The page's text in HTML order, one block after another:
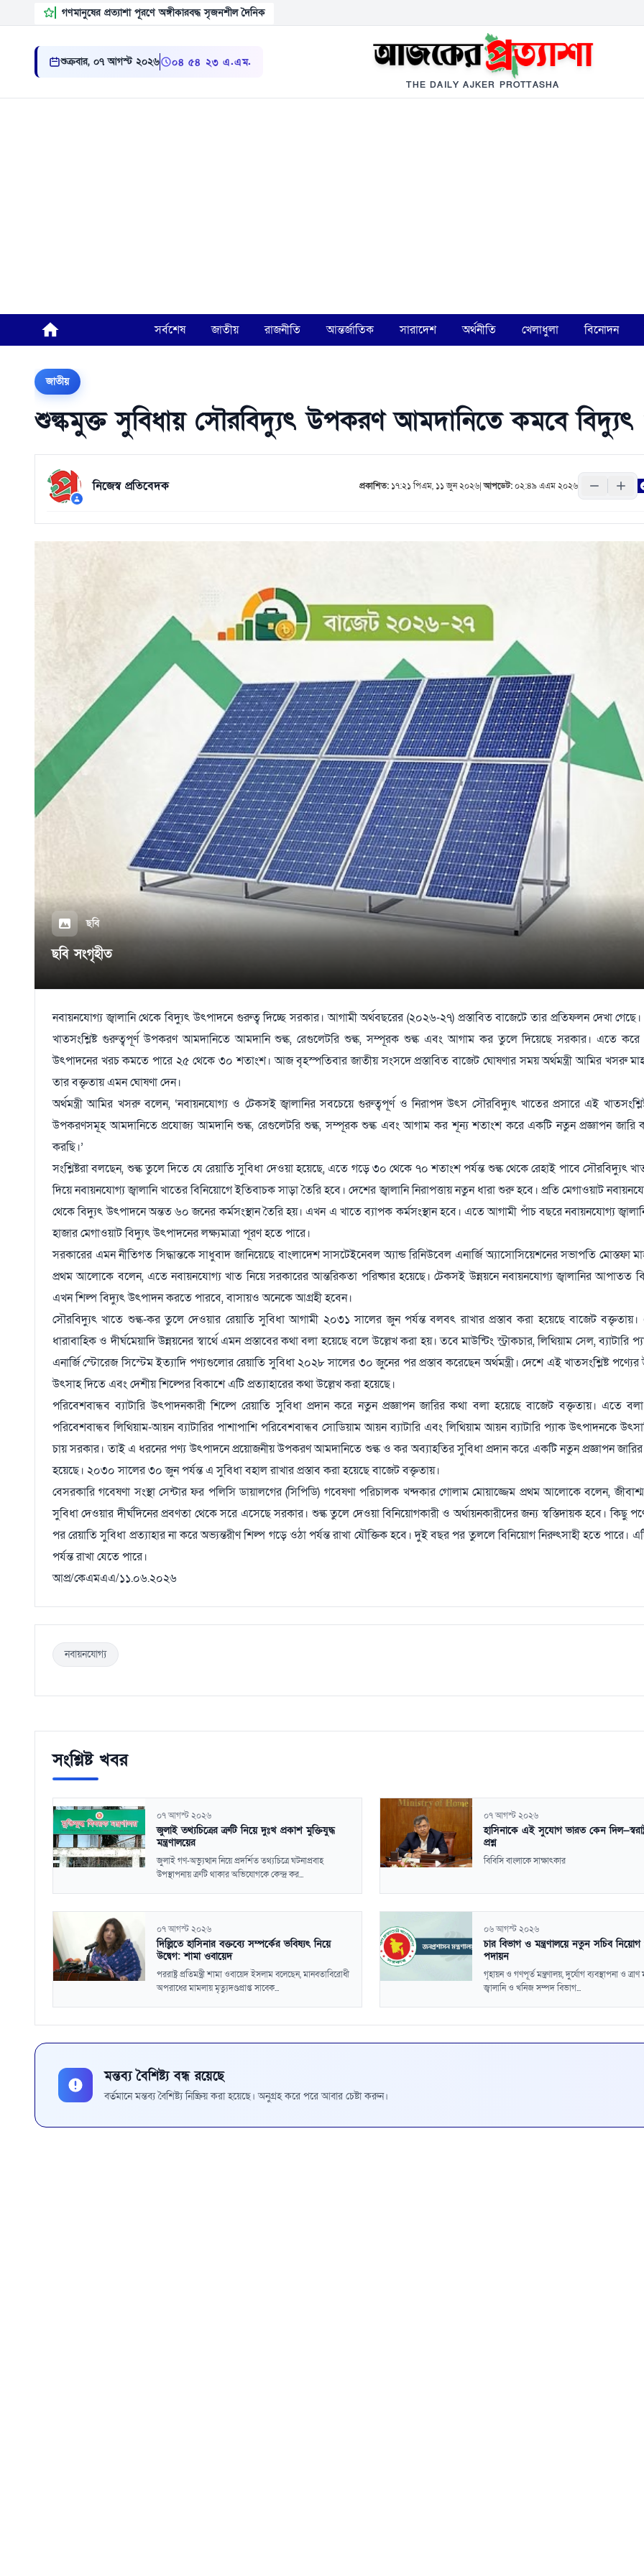
গণমানুষের প্রত্যাশা পূরণে অঙ্গীকারবদ্ধ সৃজনশীল দৈনিক
শুক্রবার, ০৭ আগস্ট ২০২৬ ০৪:৫৪:২৪ এ.এম.
THE DAILY AJKER PROTTASHA
সর্বশেষ জাতীয় রাজনীতি আন্তর্জাতিক সারাদেশ অর্থনীতি খেলাধুলা বিনোদন
জাতীয়
শুল্কমুক্ত সুবিধায় সৌরবিদ্যুৎ উপকরণ আমদানিতে কমবে
নিজেস্ব প্রতিবেদক প্রকাশিত: ১৭:২১ পিএম, ১১ জুন ২০২৬|আপডেট:০২:৪৯ এএম ২০২৬
ছবি
ছবি সংগৃহীত
নবায়নযোগ্য জ্বালানি থেকে বিদ্যুৎ উৎপাদনে গুরুত্ব দিচ্ছে সরকার। আগামী অর্থবছরের (২০২৬-২৭) প্রস্তাবিত বাজেটে তার প্রতিফলন দেখা
খাতসংশ্লিষ্ট গুরুত্বপূর্ণ উপকরণ আমদানিতে আমদানি শুল্ক, রেগুলেটরি শুল্ক, সম্পূরক শুল্ক এবং আগাম কর তুলে দিয়েছে সরকার। এতে করে
উৎপাদনের খরচ কমতে পারে ২৫ থেকে ৩০ শতাংশ। আজ বৃহস্পতিবার জাতীয় সংসদে প্রস্তাবিত বাজেট ঘোষণার সময় অর্থমন্ত্রী আমির খসরু
তার বক্তৃতায় এমন ঘোষণা দেন।
অর্থমন্ত্রী আমির খসরু বলেন, ‘নবায়নযোগ্য ও টেকসই জ্বালানির সবচেয়ে গুরুত্বপূর্ণ ও নিরাপদ উৎস সৌরবিদ্যুৎ খাতের প্রসারে এই
উপকরণসমূহ আমদানিতে প্রযোজ্য আমদানি শুল্ক, রেগুলেটরি শুল্ক, সম্পূরক শুল্ক এবং আগাম কর শূন্য শতাংশ করে একটি নতুন প্রজ্ঞাপন জারি
করছি।’
সংশ্লিষ্টরা বলছেন, শুল্ক তুলে দিতে যে রেয়াতি সুবিধা দেওয়া হয়েছে, এতে গড়ে ৩০ থেকে ৭০ শতাংশ পর্যন্ত শুল্ক থেকে রেহাই পাবে সৌরবিদ্যুৎ
দিয়ে নবায়নযোগ্য জ্বালানি খাতের বিনিয়োগে ইতিবাচক সাড়া তৈরি হবে। দেশের জ্বালানি নিরাপত্তায় নতুন ধারা শুরু হবে। প্রতি মেগাওয়াট
থেকে বিদ্যুৎ উৎপাদনে অন্তত ৬০ জনের কর্মসংস্থান তৈরি হয়। এখন এ খাতে ব্যাপক কর্মসংস্থান হবে। এতে আগামী পাঁচ বছরে নবায়নযোগ্য
হাজার মেগাওয়াট বিদ্যুৎ উৎপাদনের লক্ষ্যমাত্রা পূরণ হতে পারে।
সরকারের এমন নীতিগত সিদ্ধান্তকে সাধুবাদ জানিয়েছে বাংলাদেশ সাসটেইনেবল অ্যান্ড রিনিউবেল এনার্জি অ্যাসোসিয়েশনের সভাপতি মোস্তফা
প্রথম আলোকে বলেন, এতে নবায়নযোগ্য খাত নিয়ে সরকারের আন্তরিকতা পরিষ্কার হয়েছে। টেকসই উন্নয়নে নবায়নযোগ্য জ্বালানির আপাতত
এখন শিল্প বিদ্যুৎ উৎপাদন করতে পারবে, বাসায়ও অনেকে আগ্রহী হবেন।
সৌরবিদ্যুৎ খাতে শুল্ক-কর তুলে দেওয়ার রেয়াতি সুবিধা আগামী ২০৩১ সালের জুন পর্যন্ত বলবৎ রাখার প্রস্তাব করা হয়েছে বাজেট
ধারাবাহিক ও দীর্ঘমেয়াদি উন্নয়নের স্বার্থে এমন প্রস্তাবের কথা বলা হয়েছে বলে উল্লেখ করা হয়। তবে মাউন্টিং স্ট্রাকচার, লিথিয়াম সেল, ব্যাটারি
এনার্জি স্টোরেজ সিস্টেম ইত্যাদি পণ্যগুলোর রেয়াতি সুবিধা ২০২৮ সালের ৩০ জুনের পর প্রস্তাব করেছেন অর্থমন্ত্রী। দেশে এই খাতসংশ্লিষ্ট
উৎসাহ দিতে এবং দেশীয় শিল্পের বিকাশে এটি প্রত্যাহারের কথা উল্লেখ করা হয়েছে।
পরিবেশবান্ধব ব্যাটারি উৎপাদনকারী শিল্পে রেয়াতি সুবিধা প্রদান করে নতুন প্রজ্ঞাপন জারির কথা বলা হয়েছে বাজেট বক্তৃতায়। এতে
পরিবেশবান্ধব লিথিয়াম-আয়ন ব্যাটারির পাশাপাশি পরিবেশবান্ধব সোডিয়াম আয়ন ব্যাটারি এবং লিথিয়াম আয়ন ব্যাটারি প্যাক উৎপাদনকে
চায় সরকার। তাই এ ধরনের পণ্য উৎপাদনে প্রয়োজনীয় উপকরণ আমদানিতে শুল্ক ও কর অব্যাহতির সুবিধা প্রদান করে একটি নতুন প্রজ্ঞাপন জারির
হয়েছে। ২০৩০ সালের ৩০ জুন পর্যন্ত এ সুবিধা বহাল রাখার প্রস্তাব করা হয়েছে বাজেট বক্তৃতায়।
বেসরকারি গবেষণা সংস্থা সেন্টার ফর পলিসি ডায়ালগের (সিপিডি) গবেষণা পরিচালক খন্দকার গোলাম মোয়াজ্জেম প্রথম আলোকে বলেন, জীবাশ্ম
সুবিধা দেওয়ার দীর্ঘদিনের প্রবণতা থেকে সরে এসেছে সরকার। শুল্ক তুলে দেওয়া বিনিয়োগকারী ও অর্থায়নকারীদের জন্য স্বস্তিদায়ক হবে। কিছু
পর রেয়াতি সুবিধা প্রত্যাহার না করে অভ্যন্তরীণ শিল্প গড়ে ওঠা পর্যন্ত রাখা যৌক্তিক হবে। দুই বছর পর তুললে বিনিয়োগ নিরুৎসাহী হতে পারে।
পর্যন্ত রাখা যেতে পারে।
আপ্র/কেএমএএ/১১.০৬.২০২৬
নবায়নযোগ্য
সংশ্লিষ্ট খবর
০৭ আগস্ট ২০২৬
জুলাই তথ্যচিত্রের ত্রুটি নিয়ে দুঃখ প্রকাশ মুক্তিযুদ্ধ
মন্ত্রণালয়ের
জুলাই গণ-অভ্যুত্থান নিয়ে প্রদর্শিত তথ্যচিত্রে ঘটনাপ্রবাহ
উপস্থাপনায় ত্রুটি থাকার অভিযোগকে কেন্দ্র কর...
০৭ আগস্ট ২০২৬
হাসিনাকে এই সুযোগ ভারত কেন
প্রশ্ন
বিবিসি বাংলাকে সাক্ষাৎকার
০৭ আগস্ট ২০২৬
দিল্লিতে হাসিনার বক্তব্যে সম্পর্কের ভবিষ্যৎ নিয়ে
উদ্বেগ: শামা ওবায়েদ
পররাষ্ট্র প্রতিমন্ত্রী শামা ওবায়েদ ইসলাম বলেছেন, মানবতাবিরোধী
অপরাধের মামলায় মৃত্যুদণ্ডপ্রাপ্ত সাবেক...
০৬ আগস্ট ২০২৬
চার বিভাগ ও মন্ত্রণালয়ে নতুন সচিব
পদায়ন
গৃহায়ন ও গণপূর্ত মন্ত্রণালয়, দুর্যোগ ব্যবস্থাপনা ও ত্রাণ
জ্বালানি ও খনিজ সম্পদ বিভাগ...
মন্তব্য বৈশিষ্ট্য বন্ধ রয়েছে
বর্তমানে মন্তব্য বৈশিষ্ট্য নিষ্ক্রিয় করা হয়েছে। অনুগ্রহ করে পরে আবার চেষ্টা করুন।